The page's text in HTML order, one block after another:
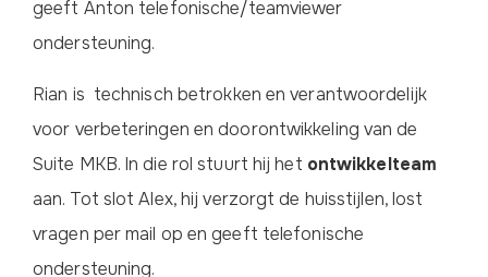
geeft Anton telefonische/teamviewer
ondersteuning.
Rian is technisch betrokken en verantwoordelijk
voor verbeteringen en doorontwikkeling van de
Suite MKB. In die rol stuurt hij het ontwikkelteam
aan. Tot slot Alex, hij verzorgt de huisstijlen, lost
vragen per mail op en geeft telefonische
ondersteuning.